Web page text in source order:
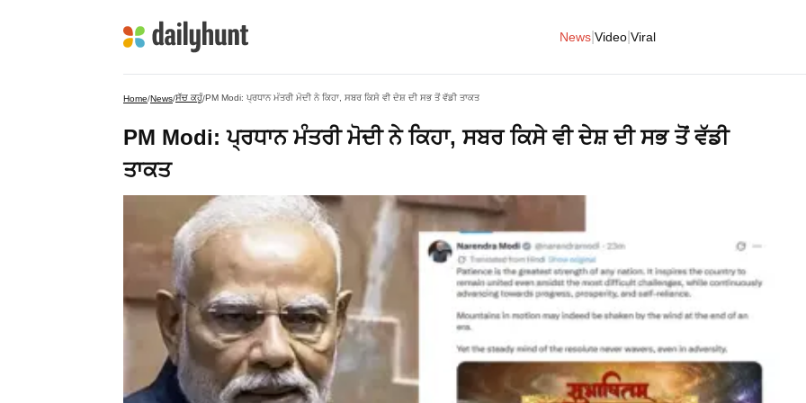
News Video Viral
Home/News/ਸੱਚ ਕਹੂੰ/PM Modi: ਪ੍ਰਧਾਨ ਮੰਤਰੀ ਮੋਦੀ ਨੇ ਕਿਹਾ, ਸਬਰ ਕਿਸੇ ਵੀ ਦੇਸ਼ ਦੀ ਸਭ ਤੋਂ ਵੱਡੀ ਤਾਕਤ
PM Modi: ਪ੍ਰਧਾਨ ਮੰਤਰੀ ਮੋਦੀ ਨੇ ਕਿਹਾ, ਸਬਰ ਕਿਸੇ ਵੀ ਦੇਸ਼ ਦੀ ਸਭ ਤੋਂ ਵੱਡੀ
ਤਾਕਤ